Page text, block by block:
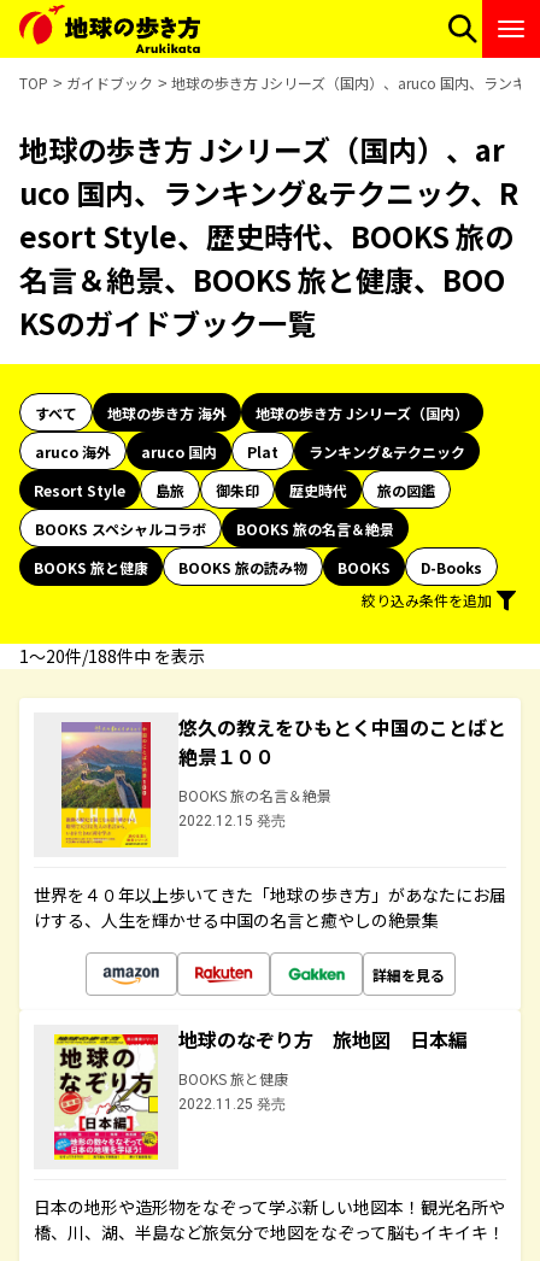
TOP ガイドブック 地球の歩き方 Jシリーズ（国内）、aruco 国内、ランキ
地球の歩き方 Jシリーズ（国内）、ar
uco 国内、ランキング&テクニック、R
esort Style、歴史時代、BOOKS 旅の
名言＆絶景、BOOKS 旅と健康、BOO
KSのガイドブック一覧
すべて 地球の歩き方 海外
地球の歩き方 Jシリーズ（国内）
aruco 海外
aruco 国内 Plat
ランキング&テクニック
Resort Style
島旅 御朱印 歴史時代
旅の図鑑
BOOKS スペシャルコラボ
BOOKS 旅の名言＆絶景
BOOKS 旅と健康
BOOKS 旅の読み物 BOOKS
D-Books
絞り込み条件を追加
1〜20件/188件中 を表示
悠久の教えをひもとく中国のことばと
絶景１００
BOOKS 旅の名言＆絶景
2022.12.15 発売
世界を４０年以上歩いてきた「地球の歩き方」があなたにお届
けする、人生を輝かせる中国の名言と癒やしの絶景集
詳細を見る
地球のなぞり方 旅地図 日本編
BOOKS 旅と健康
2022.11.25 発売
日本の地形や造形物をなぞって学ぶ新しい地図本！観光名所や
橋、川、湖、半島など旅気分で地図をなぞって脳もイキイキ！